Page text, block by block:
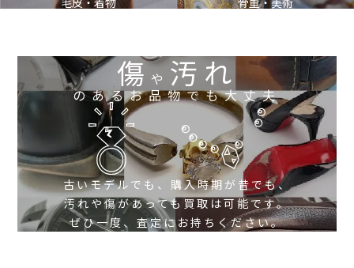
傷や 汚れ
のあるお品物でも大丈夫
古いモデルでも、購入時期が昔でも、
汚れや傷があっても買取は可能です。
ぜひ一度、査定にお持ちください。